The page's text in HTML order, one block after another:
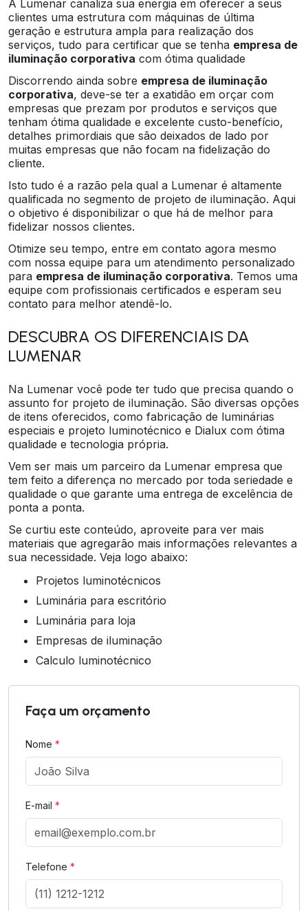
A Lumenar canaliza sua energia em oferecer a seus
clientes uma estrutura com máquinas de última
geração e estrutura ampla para realização dos
serviços, tudo para certificar que se tenha empresa de
iluminação corporativa com ótima qualidade
Discorrendo ainda sobre empresa de iluminação
corporativa, deve-se ter a exatidão em orçar com
empresas que prezam por produtos e serviços que
tenham ótima qualidade e excelente custo-benefício,
detalhes primordiais que são deixados de lado por
muitas empresas que não focam na fidelização do
cliente.
Isto tudo é a razão pela qual a Lumenar é altamente
qualificada no segmento de projeto de iluminação. Aqui
o objetivo é disponibilizar o que há de melhor para
fidelizar nossos clientes.
Otimize seu tempo, entre em contato agora mesmo
com nossa equipe para um atendimento personalizado
para empresa de iluminação corporativa. Temos uma
equipe com profissionais certificados e esperam seu
contato para melhor atendê-lo.
DESCUBRA OS DIFERENCIAIS DA
LUMENAR
Na Lumenar você pode ter tudo que precisa quando o
assunto for projeto de iluminação. São diversas opções
de itens oferecidos, como fabricação de luminárias
especiais e projeto luminotécnico e Dialux com ótima
qualidade e tecnologia própria.
Vem ser mais um parceiro da Lumenar empresa que
tem feito a diferença no mercado por toda seriedade e
qualidade o que garante uma entrega de excelência de
ponta a ponta.
Se curtiu este conteúdo, aproveite para ver mais
materiais que agregarão mais informações relevantes a
sua necessidade. Veja logo abaixo:
projetos luminotécnicos
luminária para escritório
luminária para loja
empresas de iluminação
calculo luminotécnico
Faça um orçamento
Nome *
E-mail *
Telefone *